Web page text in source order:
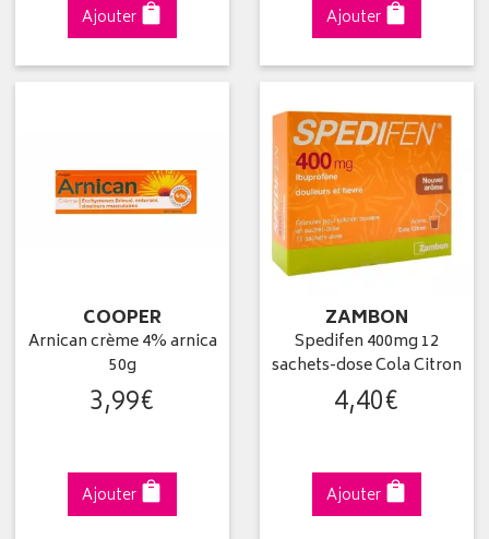
Ajouter Ajouter
COOPER
Arnican crème 4% arnica
50g
3,99€
Ajouter
ZAMBON
Spedifen 400mg 12
sachets-dose Cola Citron
4,40€
Ajouter